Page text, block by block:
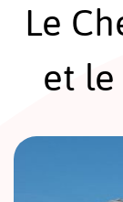
Le
et le